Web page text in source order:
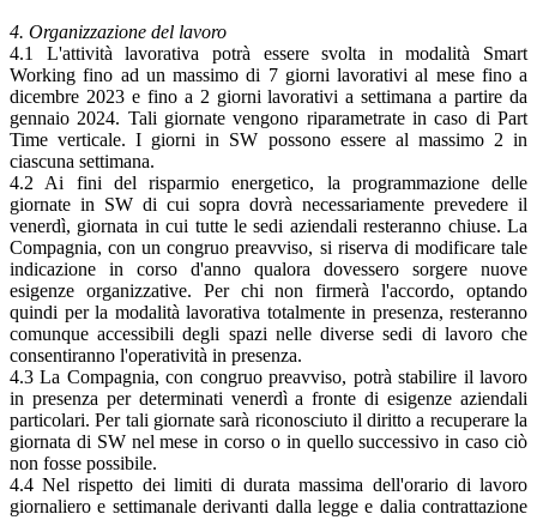
4. Organizzazione del lavoro
4.1 L'attività lavorativa potrà essere svolta in modalità Smart
Working fino ad un massimo di 7 giorni lavorativi al mese fino a
dicembre 2023 e fino a 2 giorni lavorativi a settimana a partire da
gennaio 2024. Tali giornate vengono riparametrate in caso di Part
Time verticale. I giorni in SW possono essere al massimo 2 in
ciascuna settimana.
4.2 Ai fini del risparmio energetico, la programmazione delle
giornate in SW di cui sopra dovrà necessariamente prevedere il
venerdì, giornata in cui tutte le sedi aziendali resteranno chiuse. La
Compagnia, con un congruo preavviso, si riserva di modificare tale
indicazione in corso d'anno qualora dovessero sorgere nuove
esigenze organizzative. Per chi non firmerà l'accordo, optando
quindi per la modalità lavorativa totalmente in presenza, resteranno
comunque accessibili degli spazi nelle diverse sedi di lavoro che
consentiranno l'operatività in presenza.
4.3 La Compagnia, con congruo preavviso, potrà stabilire il lavoro
in presenza per determinati venerdì a fronte di esigenze aziendali
particolari. Per tali giornate sarà riconosciuto il diritto a recuperare la
giornata di SW nel mese in corso o in quello successivo in caso ciò
non fosse possibile.
4.4 Nel rispetto dei limiti di durata massima dell'orario di lavoro
giornaliero e settimanale derivanti dalla legge e dalia contrattazione